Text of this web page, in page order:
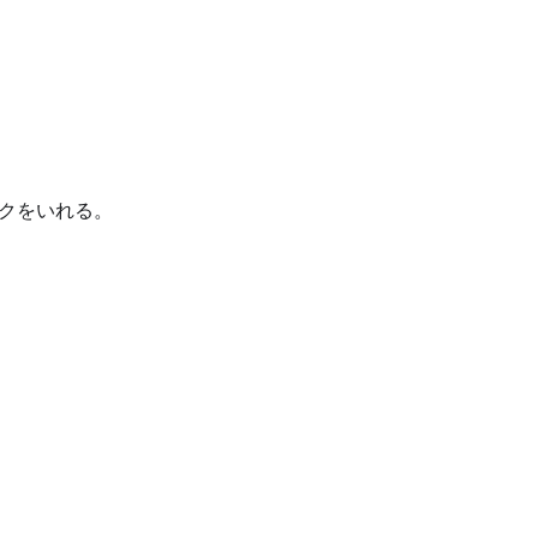
をいれる。